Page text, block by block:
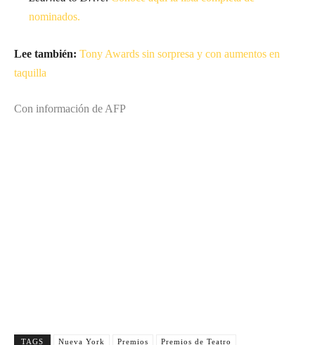
nominados.
Lee también: Tony Awards sin sorpresa y con aumentos en
taquilla
Con información de AFP
TAGS Nueva York Premios Premios de Teatro